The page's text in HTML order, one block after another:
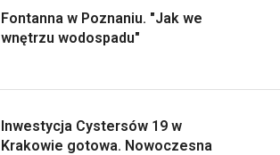
Fontanna w Poznaniu. "Jak we
wnętrzu wodospadu"
Inwestycja Cystersów 19 w
Krakowie gotowa. Nowoczesna